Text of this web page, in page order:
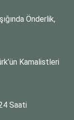
Önderlik,
Kamalistleri
Allah’ın (cc) Elçisi Hz. Muhammed’in (ﷺ) 24 Saati